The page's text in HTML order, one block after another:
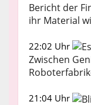
Bericht der
ihr Material
22:02 Uhr
Zwischen
21:04 Uhr